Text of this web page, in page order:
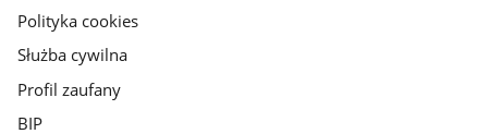
Polityka cookies
Służba cywilna
Profil zaufany
BIP